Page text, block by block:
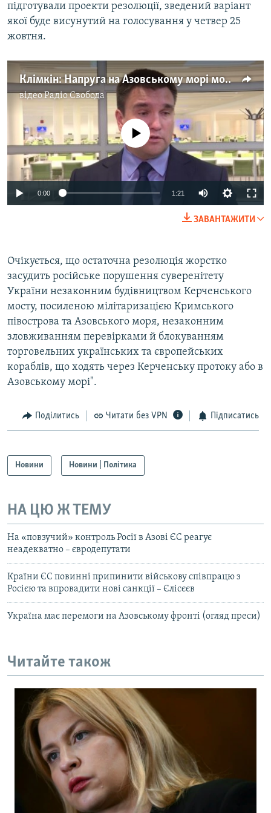
підготували проекти резолюції, зведений варіант
якої буде висунутий на голосування у четвер 25
жовтня.
Клімкін: Напруга на Азовському морі може призвести до «фундаментальної ескалації»
відеоРадіо Свобода
No media source currently available
0:00 1:21
ЗАВАНТАЖИТИ
Очікується, що остаточна резолюція жорстко
засудить російське порушення суверенітету
України незаконним будівництвом Керченського
мосту, посиленою мілітаризацією Кримського
півострова та Азовського моря, незаконним
зловживанням перевірками й блокуванням
торговельних українських та європейських
кораблів, що ходять через Керченську протоку або в
Азовському морі".
Поділитись Читати без VPN Підписатись
Новини Новини | Політика
НА ЦЮ Ж ТЕМУ
На «повзучий» контроль Росії в Азові ЄС реагує
неадекватно – євродепутати
Країни ЄС повинні припинити військову співпрацю з
Росією та впровадити нові санкції – Єлісєєв
Україна має перемоги на Азовському фронті (огляд преси)
Читайте також